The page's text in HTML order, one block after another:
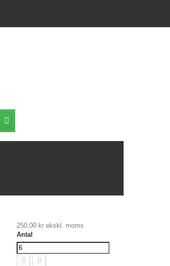
250,00 kr ekskl. moms
Antal